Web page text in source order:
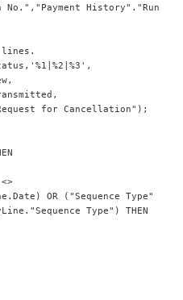
for Cancellation");
OR ("Sequence Type"
Type") THEN